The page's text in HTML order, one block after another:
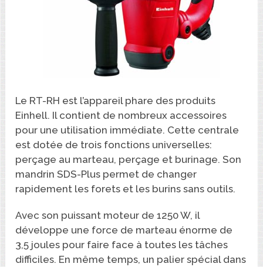
Le RT-RH est l’appareil phare des produits
Einhell. Il contient de nombreux accessoires
pour une utilisation immédiate. Cette centrale
est dotée de trois fonctions universelles:
perçage au marteau, perçage et burinage. Son
mandrin SDS-Plus permet de changer
rapidement les forets et les burins sans outils.
Avec son puissant moteur de 1250 W, il
développe une force de marteau énorme de
3,5 joules pour faire face à toutes les tâches
difficiles. En même temps, un palier spécial dans